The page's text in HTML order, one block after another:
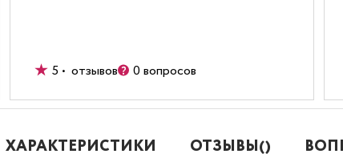
5 • отзывов 0 вопросов
ХАРАКТЕРИСТИКИ ОТЗЫВЫ()